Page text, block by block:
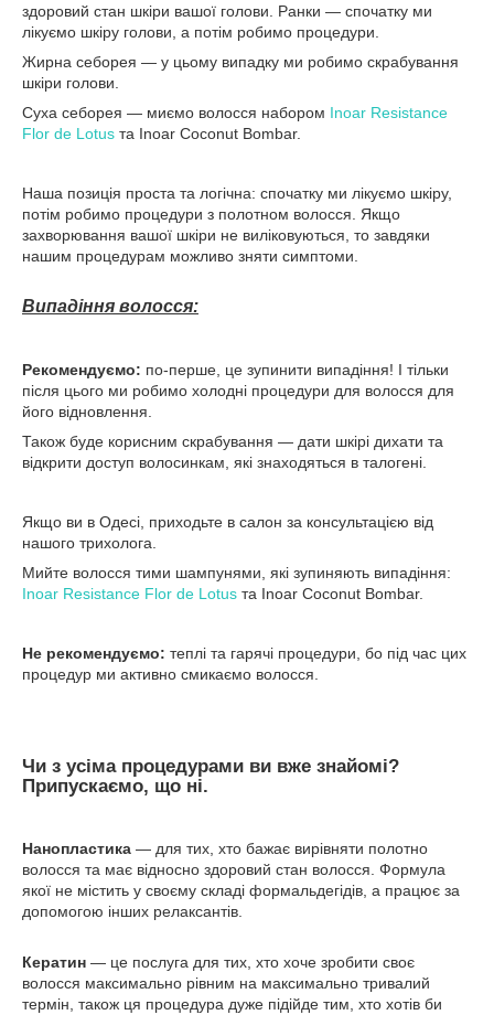
здоровий стан шкіри вашої голови. Ранки — спочатку ми
лікуємо шкіру голови, а потім робимо процедури.
Жирна себорея — у цьому випадку ми робимо скрабування
шкіри голови.
Суха себорея — миємо волосся набором Inoar Resistance
Flor de Lotus та Inoar Coconut Bombar.
Наша позиція проста та логічна: спочатку ми лікуємо шкіру,
потім робимо процедури з полотном волосся. Якщо
захворювання вашої шкіри не виліковуються, то завдяки
нашим процедурам можливо зняти симптоми.
Випадіння волосся:
Рекомендуємо: по-перше, це зупинити випадіння! І тільки
після цього ми робимо холодні процедури для волосся для
його відновлення.
Також буде корисним скрабування — дати шкірі дихати та
відкрити доступ волосинкам, які знаходяться в талогені.
Якщо ви в Одесі, приходьте в салон за консультацією від
нашого трихолога.
Мийте волосся тими шампунями, які зупиняють випадіння:
Inoar Resistance Flor de Lotus та Inoar Coconut Bombar.
Не рекомендуємо: теплі та гарячі процедури, бо під час цих
процедур ми активно смикаємо волосся.
Чи з усіма процедурами ви вже знайомі?
Припускаємо, що ні.
Нанопластика — для тих, хто бажає вирівняти полотно
волосся та має відносно здоровий стан волосся. Формула
якої не містить у своєму складі формальдегідів, а працює за
допомогою інших релаксантів.
Кератин — це послуга для тих, хто хоче зробити своє
волосся максимально рівним на максимально тривалий
термін, також ця процедура дуже підійде тим, хто хотів би